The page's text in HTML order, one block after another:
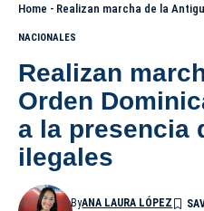
Home - Realizan marcha de la Antigua Orden
NACIONALES
Realizan
Orden
a la presencia
ilegales
ByANA LAURA LÓPEZ